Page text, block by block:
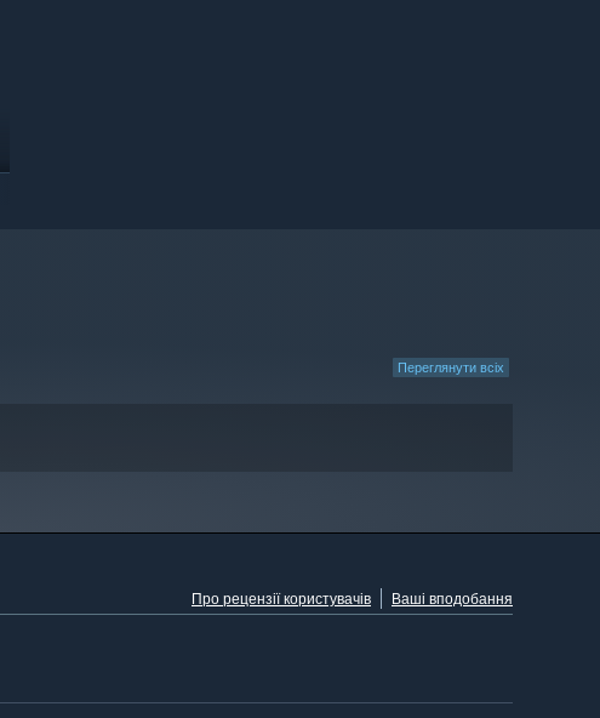
Переглянути всіх
Про рецензії користувачів Ваші вподобання